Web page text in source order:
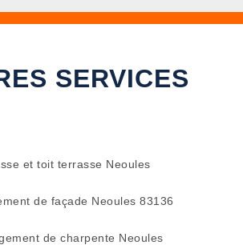
SERVICES
et toit terrasse Neoules
de façade Neoules 83136
de charpente Neoules